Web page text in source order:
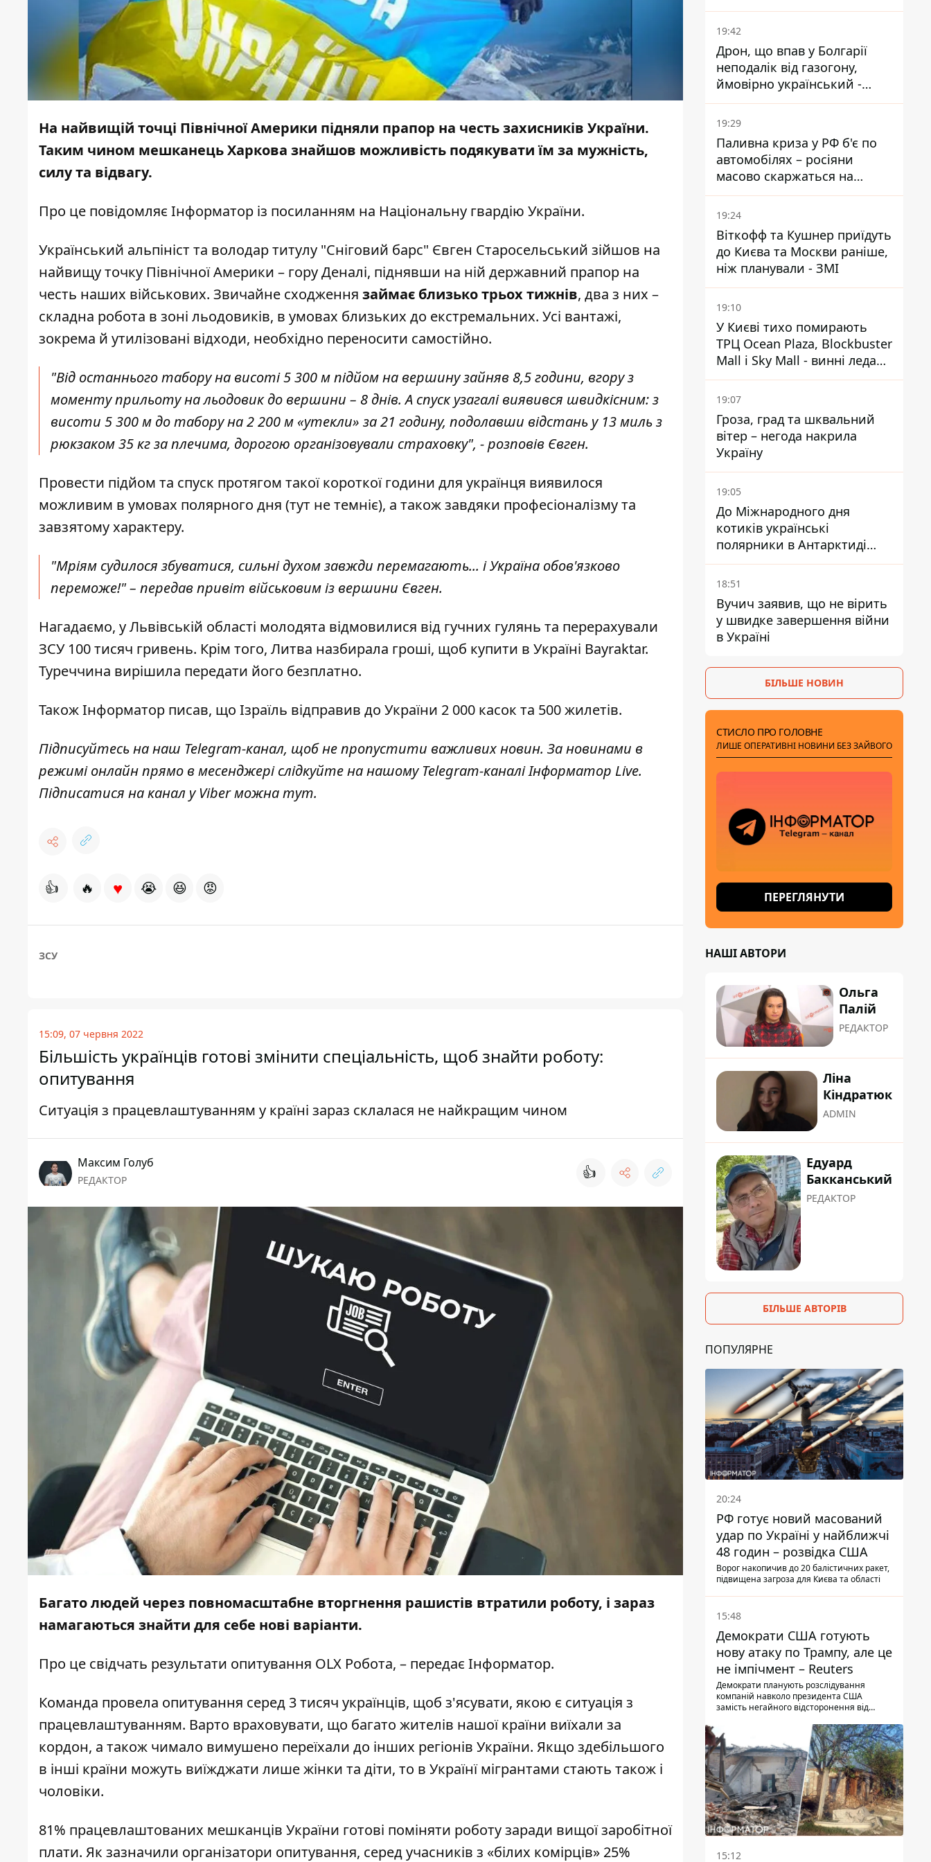
На найвищій точці Північної Америки підняли прапор на честь захисників України.
Таким чином мешканець Харкова знайшов можливість подякувати їм за мужність,
силу та відвагу.
Про це повідомляє Інформатор із посиланням на Національну гвардію України.
Український альпініст та володар титулу "Сніговий барс" Євген Старосельський зійшов на
найвищу точку Північної Америки – гору Деналі, піднявши на ній державний прапор на
честь наших військових. Звичайне сходження займає близько трьох тижнів, два з них –
складна робота в зоні льодовиків, в умовах близьких до екстремальних. Усі вантажі,
зокрема й утилізовані відходи, необхідно переносити самостійно.
"Від останнього табору на висоті 5 300 м підйом на вершину зайняв 8,5 години, вгору з
моменту прильоту на льодовик до вершини – 8 днів. А спуск узагалі виявився швидкісним: з
висоти 5 300 м до табору на 2 200 м «утекли» за 21 годину, подолавши відстань у 13 миль з
рюкзаком 35 кг за плечима, дорогою організовували страховку", - розповів Євген.
Провести підйом та спуск протягом такої короткої години для українця виявилося
можливим в умовах полярного дня (тут не темніє), а також завдяки професіоналізму та
завзятому характеру.
"Мріям судилося збуватися, сильні духом завжди перемагають... і Україна обов'язково
переможе!" – передав привіт військовим із вершини Євген.
Нагадаємо, у Львівській області молодята відмовилися від гучних гулянь та перерахували
ЗСУ100 тисяч гривень. Крім того, Литва назбирала гроші, щоб купити в Україні Bayraktar.
Туреччина вирішила передати його безплатно.
ТакожІнформатор писав, що Ізраїль відправив до України 2 000 касок та 500 жилетів.
Підписуйтесь на наш Telegram-канал, щоб не пропустити важливих новин. За новинами в
режимі онлайн прямо в месенджері слідкуйте на нашому Telegram-каналіІнформатор Live.
Підписатися на канал у Viber можнатут.
👍 🔥 ♥ 😭 😆 😡
ЗСУ
15:09, 07 червня 2022
Більшість українців готові змінити спеціальність, щоб знайти роботу:
опитування
Ситуація з працевлаштуванням у країні зараз склалася не найкращим чином
Максим Голуб
РЕДАКТОР 👍
Багато людей через повномасштабне вторгнення рашистів втратили роботу, і зараз
намагаються знайти для себе нові варіанти.
Про це свідчать результати опитування OLX Робота, – передає Інформатор.
Команда провела опитування серед 3 тисяч українців, щоб з'ясувати, якою є ситуація з
працевлаштуванням. Варто враховувати, що багато жителів нашої країни виїхали за
кордон, а також чимало вимушено переїхали до інших регіонів України. Якщо здебільшого
в інші країни можуть виїжджати лише жінки та діти, то в Українї мігрантами стають також і
чоловіки.
81% працевлаштованих мешканців України готові поміняти роботу заради вищої заробітної
плати. Як зазначили організатори опитування, серед учасників з «білих комірців» 25%
Суду, якого критикував
Орбан
19:42
Дрон, що впав у Болгарії
неподалік від газогону,
ймовірно український -
Міноборони країни
19:29
Паливна криза у РФ б'є по
автомобілях – росіяни
масово скаржаться на
поломки через неякісний
бензин
19:24
Віткофф та Кушнер приїдуть
до Києва та Москви раніше,
ніж планували - ЗМІ
19:10
У Києві тихо помирають
ТРЦ Ocean Plaza, Blockbuster
Mall і Sky Mall - винні ледачі
менеджери й канібалізм
19:07
Гроза, град та шквальний
вітер – негода накрила
Україну
19:05
До Міжнародного дня
котиків українські
полярники в Антарктиді
показали своїх
18:51
Вучич заявив, що не вірить
у швидке завершення війни
в Україні
БІЛЬШЕ НОВИН
СТИСЛО ПРО ГОЛОВНЕ
ЛИШЕ ОПЕРАТИВНІ НОВИНИ БЕЗ ЗАЙВОГО
ПЕРЕГЛЯНУТИ
НАШІ АВТОРИ
Ольга
Палій
РЕДАКТОР
Ліна
Кіндратюк
ADMIN
Едуард
Бакканський
РЕДАКТОР
БІЛЬШЕ АВТОРІВ
ПОПУЛЯРНЕ
20:24
РФ готує новий масований
удар по Україні у найближчі
48 годин – розвідка США
Ворог накопичив до 20 балістичних ракет,
підвищена загроза для Києва та області
15:48
Демократи США готують
нову атаку по Трампу, але це
не імпічмент – Reuters
Демократи планують розслідування
компаній навколо президента США
замість негайного відсторонення від
15:12